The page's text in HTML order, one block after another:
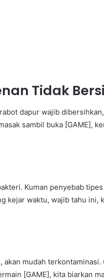
Tidak
dapur wajib
sambil buka [GAME],
Kuman penyebab
kejar waktu, wajib tahu ini,
mudah terkontaminasi.
[GAME], kita biarkan